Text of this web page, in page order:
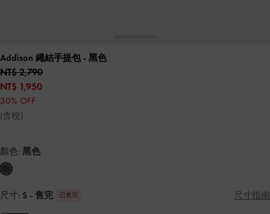
Addison 繩結手提包 - 黑色
NT$ 2,790
NT$ 1,950
30% OFF
(含稅)
顏色: 黑色
尺寸: S - 售完 已售完 尺寸指南